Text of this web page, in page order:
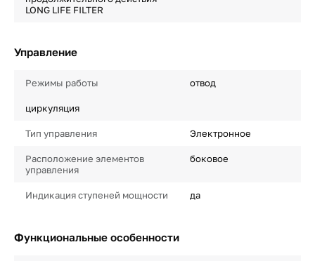
LONG LIFE FILTER
Управление
Режимы работы отвод
циркуляция
Тип управления Электронное
Расположение элементов
управления
боковое
Индикация ступеней мощности да
Функциональные особенности